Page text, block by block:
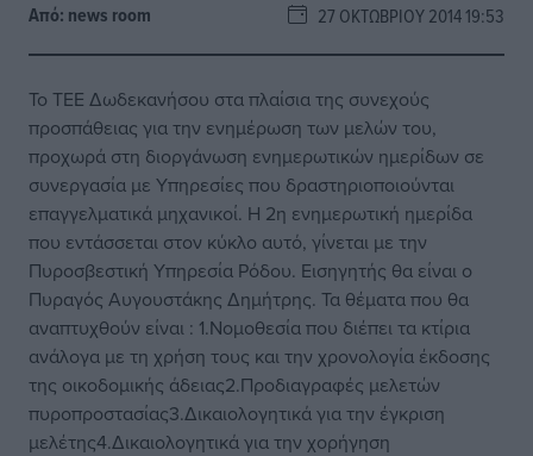
Από: news room 27 ΟΚΤΩΒΡΊΟΥ 2014 19:53
Το ΤΕΕ Δωδεκανήσου στα πλαίσια της συνεχούς
προσπάθειας για την ενημέρωση των μελών του,
προχωρά στη διοργάνωση ενημερωτικών ημερίδων σε
συνεργασία με Υπηρεσίες που δραστηριοποιούνται
επαγγελματικά μηχανικοί. Η 2η ενημερωτική ημερίδα
που εντάσσεται στον κύκλο αυτό, γίνεται με την
Πυροσβεστική Υπηρεσία Ρόδου. Εισηγητής θα είναι ο
Πυραγός Αυγουστάκης Δημήτρης. Τα θέματα που θα
αναπτυχθούν είναι : 1.Νομοθεσία που διέπει τα κτίρια
ανάλογα με τη χρήση τους και την χρονολογία έκδοσης
της οικοδομικής άδειας2.Προδιαγραφές μελετών
πυροπροστασίας3.Δικαιολογητικά για την έγκριση
μελέτης4.Δικαιολογητικά για την χορήγηση